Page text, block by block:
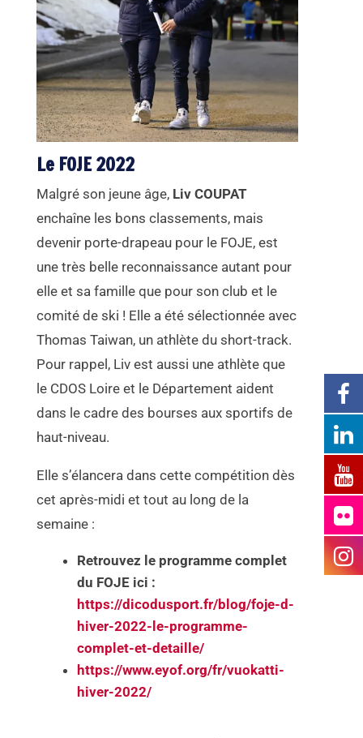
Le FOJE 2022
Malgré son jeune âge, Liv COUPAT
enchaîne les bons classements, mais
devenir porte-drapeau pour le FOJE, est
une très belle reconnaissance autant pour
elle et sa famille que pour son club et le
comité de ski ! Elle a été sélectionnée avec
Thomas Taiwan, un athlète du short-track.
Pour rappel, Liv est aussi une athlète que
le CDOS Loire et le Département aident
dans le cadre des bourses aux sportifs de
haut-niveau.
Elle s’élancera dans cette compétition dès
cet après-midi et tout au long de la
semaine :
Retrouvez le programme complet
du FOJE ici :
https://dicodusport.fr/blog/foje-d-
hiver-2022-le-programme-
complet-et-detaille/
https://www.eyof.org/fr/vuokatti-
hiver-2022/